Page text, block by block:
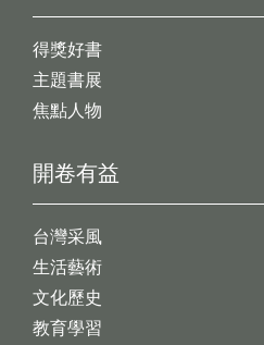
開卷有益
台灣采風
生活藝術
文化歷史
教育學習
得獎好書
主題書展
焦點人物